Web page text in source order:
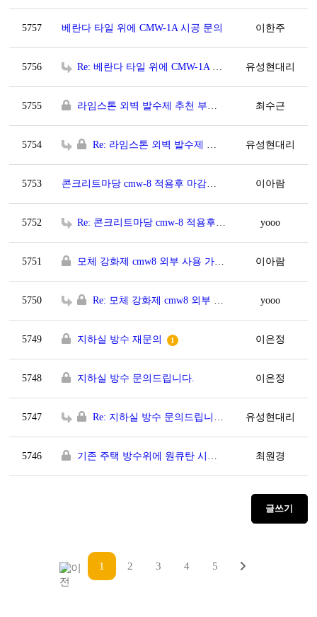
5757 베란다 타일 위에 CMW-1A 시공 문의 이한주
5756 Re: 베란다 타일 위에 CMW-1A 시공 문의 유성현대리
5755 라임스톤 외벽 발수제 추천 부탁드립니다. 최수근
5754 Re: 라임스톤 외벽 발수제 추천 부탁드립니다. 유성현대리
5753 콘크리트마당 cmw-8 적용후 마감은 무엇으로 하나요? 이아람
5752 Re: 콘크리트마당 cmw-8 적용후 마감은 무엇으로 하나요? yooo
5751 모체 강화제 cmw8 외부 사용 가능한가요? 이아람
5750 Re: 모체 강화제 cmw8 외부 사용 가능한가요? yooo
5749 지하실 방수 재문의 1 이은정
5748 지하실 방수 문의드립니다. 이은정
5747 Re: 지하실 방수 문의드립니다. 유성현대리
5746 기존 주택 방수위에 원큐탄 시공을 하는 방법과 하자가 생기지 않게 하려면 어떻게 해야 하나여? 최원경
글쓰기
1 2 3 4 5